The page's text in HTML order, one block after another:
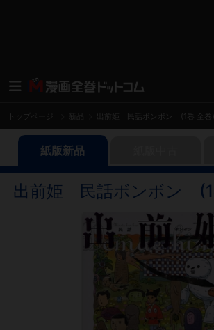
トップページ 出前姫 民話ボンボン (1巻 全巻)
紙版新品
出前姫 民話ボンボン (1